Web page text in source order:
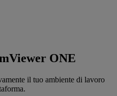
ONE
il tuo ambiente di lavoro